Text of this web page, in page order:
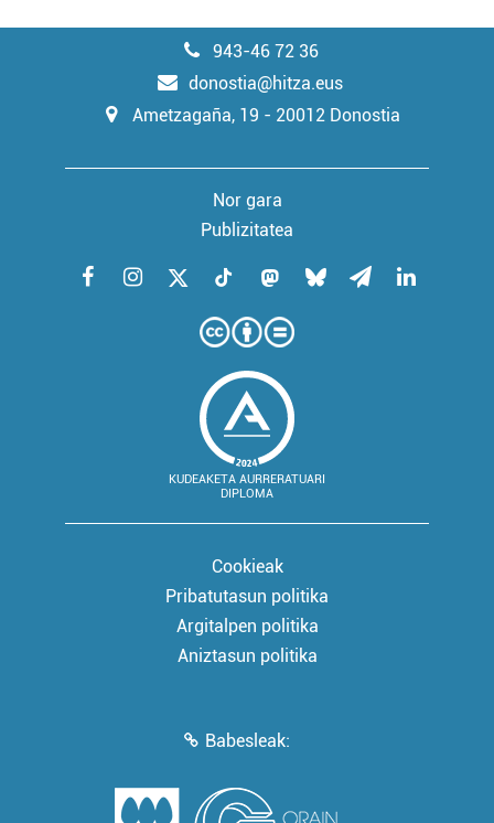
943-46 72 36
donostia@hitza.eus
Ametzagaña, 19 - 20012 Donostia
Nor gara
Publizitatea
KUDEAKETA AURRERATUARI
DIPLOMA
Cookieak
Pribatutasun politika
Argitalpen politika
Aniztasun politika
Babesleak: